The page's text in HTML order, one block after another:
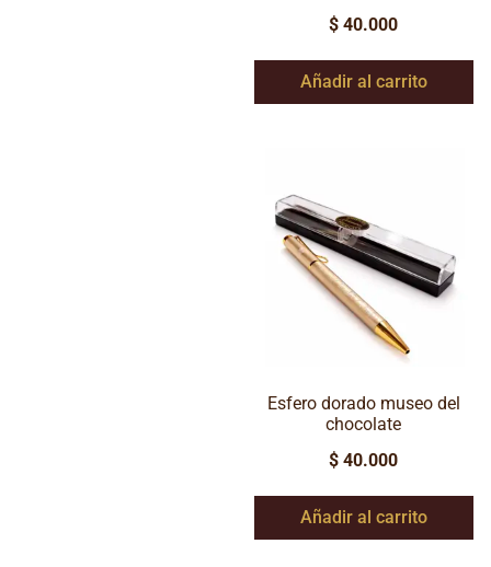
$ 40.000
Añadir al carrito
Esfero dorado museo del
chocolate
$ 40.000
Añadir al carrito